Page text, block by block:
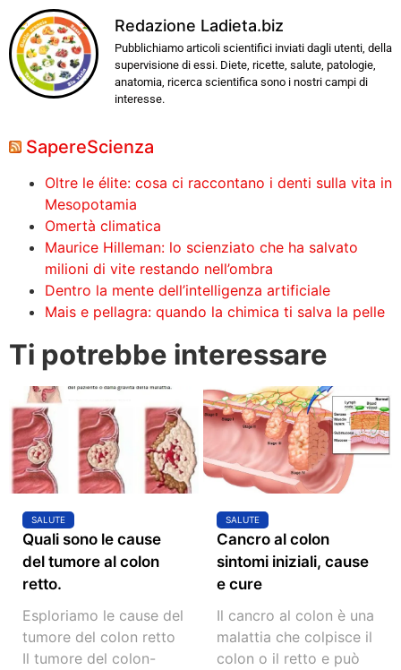
Redazione Ladieta.biz
Pubblichiamo articoli scientifici inviati dagli utenti, della
supervisione di essi. Diete, ricette, salute, patologie,
anatomia, ricerca scientifica sono i nostri campi di
interesse.
SapereScienza
Oltre le élite: cosa ci raccontano i denti sulla vita in
Mesopotamia
Omertà climatica
Maurice Hilleman: lo scienziato che ha salvato
milioni di vite restando nell’ombra
Dentro la mente dell’intelligenza artificiale
Mais e pellagra: quando la chimica ti salva la pelle
Ti potrebbe interessare
SALUTE
Quali sono le cause
del tumore al colon
retto.
Esploriamo le cause del
tumore del colon retto
Il tumore del colon-
SALUTE
Cancro al colon
sintomi iniziali, cause
e cure
Il cancro al colon è una
malattia che colpisce il
colon o il retto e può